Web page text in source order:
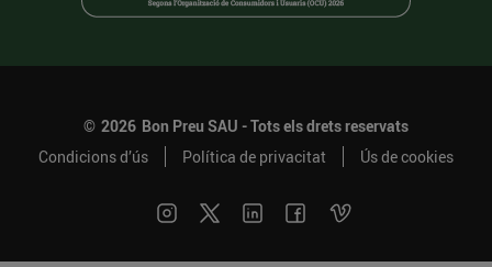
© 2026 Bon Preu SAU - Tots els drets reservats
Condicions d’ús
Política de privacitat Ús de cookies